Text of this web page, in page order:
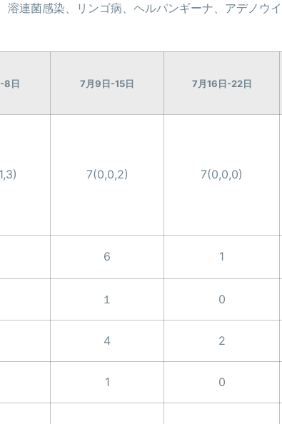
連菌感染、リンゴ病、ヘルパンギーナ、アデノウ
8日 7月9日-15日 7月16日-22日
7(0,0,2) 7(0,0,0)
6 1
１ 0
4 2
1 0